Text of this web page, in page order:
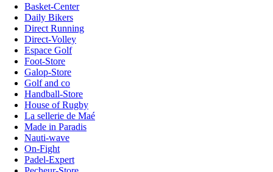
Basket-Center
Daily Bikers
Direct Running
Direct-Volley
Espace Golf
Foot-Store
Galop-Store
Golf and co
Handball-Store
House of Rugby
La sellerie de Maé
Made in Paradis
Nauti-wave
On-Fight
Padel-Expert